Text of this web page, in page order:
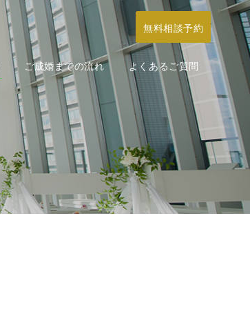
無料相談予約
ご成婚までの流れ よくあるご質問